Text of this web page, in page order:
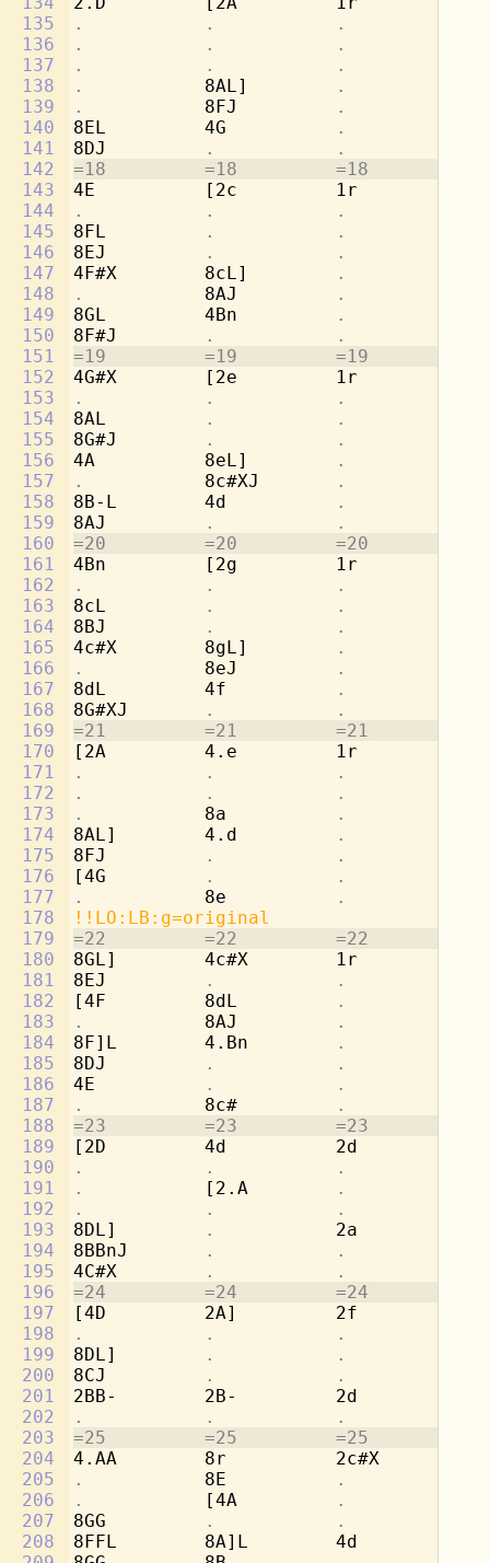
135
136
137
138
139
140
141
142
143
144
145
146
147
148
149
150
151
152
153
154
155
156
157
158
159
160
161
162
163
164
165
166
167
168
169
170
171
172
173
174
175
176
177
178
179
180
181
182
183
184
185
186
187
188
189
190
191
192
193
194
195
196
197
198
199
200
201
202
203
204
205
206
207
208
.           .           .
.           .           .
.           .           .
. 8AL] .
. 8FJ
.           .
8EL         4G
.           .
8DJ
.           .           .
=18         =18         =18
4E          [2c         1r
.           .           .
8FL
.           .
8EJ
.           .           .
4F#X        8cL]
.
. 8AJ
.           .
8GL         4Bn
.           .
8F#J
.           .           .
=19         =19         =19
4G#X        [2e         1r
.           .           .
8AL
.           .
8G#J
.           .           .
4A          8eL]
.
. 8c#XJ
.           .
8B-L        4d
.           .
8AJ
.           .           .
=20         =20         =20
4Bn         [2g         1r
.           .           .
8cL
.           .
8BJ
.           .           .
4c#X        8gL]
.
. 8eJ
.           .
8dL         4f
.
8G#XJ
.           .           .
=21         =21         =21
[2A         4.e         1r
.           .           .
.           .           .
. 8a
.           .
8AL]        4.d
.
8FJ
.           .           .
[4G
.           .
. 8e
.           .
!!LO:LB:g=original
=22         =22         =22
8GL]        4c#X        1r          2a
8EJ
.           .           .
[4F         8dL
.           .
. 8AJ
.           .
8F]L        4.Bn
.
8DJ
.           .           .
4E
.           .
. 8c#
.           .
=23         =23         =23
[2D         4d          2d
.           .           .
.
[2.A .
.           .           .
8DL]
. 2a
8BBnJ
.           .           .
4C#X
.           .           .
=24         =24         =24
[4D         2A]         2f
.           .           .
8DL]
.           .
8CJ
.           .           .
2BB-        2B-         2d
.           .           .
=25         =25         =25
4.AA        8r          2c#X        2a
. 8E
.           .
.
[4A
.           .
8GG
.           .           .
8FFL        8A]L        4d          2r